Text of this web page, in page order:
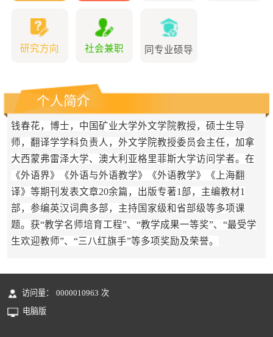
研究方向 社会兼职 同专业硕导
个人简介
钱春花，博士，中国矿业大学外文学院教授，硕士生导
师，翻译学学科负责人， 外文学院教授委员会主任，加拿
大西蒙弗雷泽大学、澳大利亚格里菲斯大学访问学者。在
《外语界》《外语与外语教学》《外语教学》《上海翻
译》等期刊发表文章20余篇， 出版专著1部，主编教材1
部，参编英汉词典多部， 主持国家级和省部级等多项课
题。获“教学名师培育工程”、“教学成果一等奖”、“最受学
生欢迎教师”、“三八红旗手”等多项奖励及荣誉。
访问量： 0000010963 次
电脑版